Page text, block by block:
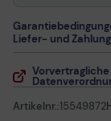
Liefer- und
Artikelnr.:15549872